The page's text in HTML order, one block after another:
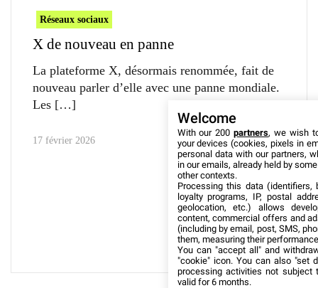
Réseaux sociaux
X de nouveau en panne
La plateforme X, désormais renommée, fait de
nouveau parler d’elle avec une panne mondiale.
Les
17 février 2026
Welcome
With our 200partners, we wish
your devices (cookies, pixels in
personal data with our partners,
in our emails, already held by
other contexts.
Processing this data (identifiers,
loyalty programs, IP, postal
geolocation, etc.) allows
content, commercial offers and
(including by email, post, SMS,
them, measuring their
You can "accept all" and
"cookie" icon. You can also "set
processing activities not subject
valid for 6 months.